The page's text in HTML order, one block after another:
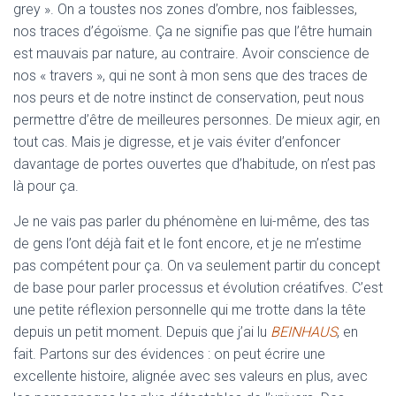
grey ». On a toustes nos zones d’ombre, nos faiblesses,
nos traces d’égoïsme. Ça ne signifie pas que l’être humain
est mauvais par nature, au contraire. Avoir conscience de
nos « travers », qui ne sont à mon sens que des traces de
nos peurs et de notre instinct de conservation, peut nous
permettre d’être de meilleures personnes. De mieux agir, en
tout cas. Mais je digresse, et je vais éviter d’enfoncer
davantage de portes ouvertes que d’habitude, on n’est pas
là pour ça.
Je ne vais pas parler du phénomène en lui-même, des tas
de gens l’ont déjà fait et le font encore, et je ne m’estime
pas compétent pour ça. On va seulement partir du concept
de base pour parler processus et évolution créatifves. C’est
une petite réflexion personnelle qui me trotte dans la tête
depuis un petit moment. Depuis que j’ai lu BEINHAUS, en
fait. Partons sur des évidences : on peut écrire une
excellente histoire, alignée avec ses valeurs en plus, avec